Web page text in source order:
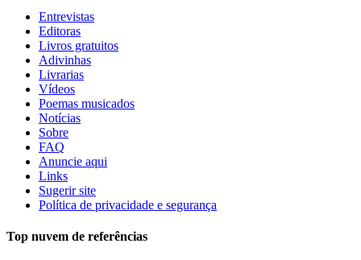
Entrevistas
Editoras
Livros gratuitos
Adivinhas
Livrarias
Vídeos
Poemas musicados
Notícias
Sobre
FAQ
Anuncie aqui
Links
Sugerir site
Política de privacidade e segurança
Top nuvem de referências